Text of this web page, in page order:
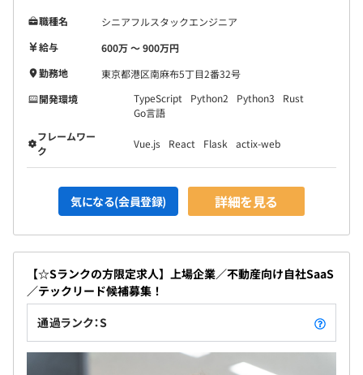
職種名
シニアフルスタックエンジニア
給与
600万 〜 900万円
勤務地
東京都港区南麻布5丁目2番32号
開発環境
TypeScript Python2 Python3
Rust
Go言語
フレームワー
ク
Vue.js React Flask actix-web
気になる(会員登録) 詳細を見る
【☆Sランクの方限定求人】上場企業／不動産向け自社SaaS
／テックリード候補募集！
通過ランク：S